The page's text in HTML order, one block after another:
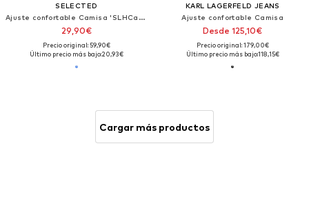
SELECTED
Ajuste confortable Camisa 'SLHCarlo'
29,90€
Precio original: 59,90€
Último precio más bajo:20,93€
KARL LAGERFELD JEANS
Ajuste confortable Camisa
Desde 125,10€
Precio original: 179,00€
Último precio más bajo:118,15€
Cargar más productos